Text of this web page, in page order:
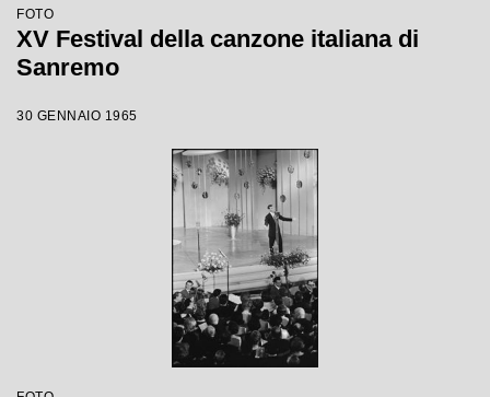
FOTO
XV Festival della canzone italiana di
Sanremo
30 GENNAIO 1965